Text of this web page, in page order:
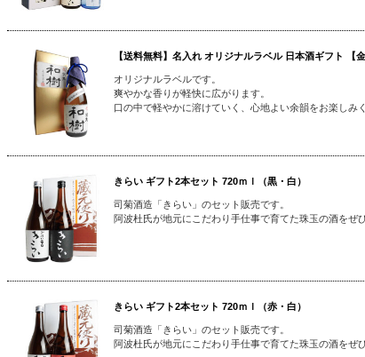
【送料無料】名入れ オリジナルラベル 日本酒ギフト
オリジナルラベルです。
爽やかな香りが軽快に広がります。
口の中で軽やかに溶けていく、心地よい余韻をお楽しみ
きらい ギフト2本セット 720ｍｌ（黒・白）
司菊酒造「きらい」のセット販売です。
阿波杜氏が地元にこだわり手仕事で育てた珠玉の酒をぜ
きらい ギフト2本セット 720ｍｌ（赤・白）
司菊酒造「きらい」のセット販売です。
阿波杜氏が地元にこだわり手仕事で育てた珠玉の酒をぜ